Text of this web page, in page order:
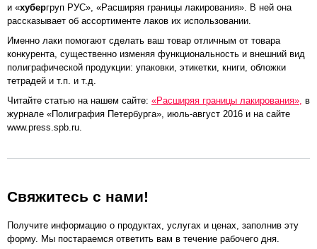
и «хубергруп РУС», «Расширяя границы лакирования». В ней она
рассказывает об ассортименте лаков их использовании.
Именно лаки помогают сделать ваш товар отличным от товара
конкурента, существенно изменяя функциональность и внешний вид
полиграфической продукции: упаковки, этикетки, книги, обложки
тетрадей и т.п. и т.д.
Читайте статью на нашем сайте: «Расширяя границы лакирования», в
журнале «Полиграфия Петербурга», июль-август 2016 и на сайте
www.press.spb.ru.
Свяжитесь с нами!
Получите информацию о продуктах, услугах и ценах, заполнив эту
форму. Мы постараемся ответить вам в течение рабочего дня.